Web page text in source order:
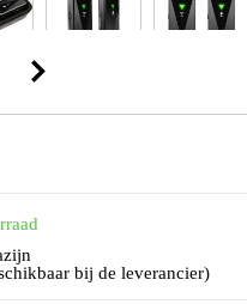
bij de leverancier)